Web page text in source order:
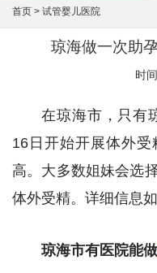
首页 > 试管婴儿医院
琼海做一次助
时
在琼海市，只有
16日开始开展体外
高。大多数姐妹会选
体外受精。详细信息
琼海市有医院能做